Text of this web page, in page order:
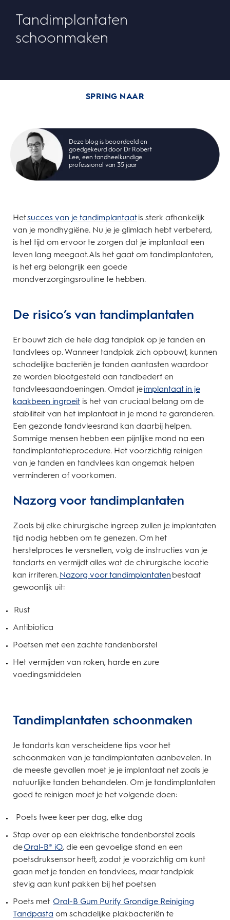
Tandimplantaten
schoonmaken
SPRING NAAR
Deze blog is beoordeeld en
goedgekeurd door Dr Robert
Lee, een tandheelkundige
professional van 35 jaar
Hetsucces van je tandimplantaatis sterk afhankelijk
van je mondhygiëne. Nu je je glimlach hebt verbeterd,
is het tijd om ervoor te zorgen dat je implantaat een
leven lang meegaat. Als het gaat om tandimplantaten,
is het erg belangrijk een goede
mondverzorgingsroutine te hebben.
De risico’s van tandimplantaten
Er bouwt zich de hele dag tandplak op je tanden en
tandvlees op. Wanneer tandplak zich opbouwt, kunnen
schadelijke bacteriën je tanden aantasten waardoor
ze worden blootgesteld aan tandbederf en
tandvleesaandoeningen. Omdat jeimplantaat in je
kaakbeen ingroeit is het van cruciaal belang om de
stabiliteit van het implantaat in je mond te garanderen.
Een gezonde tandvleesrand kan daarbij helpen.
Sommige mensen hebben een pijnlijke mond na een
tandimplantatieprocedure. Het voorzichtig reinigen
van je tanden en tandvlees kan ongemak helpen
verminderen of voorkomen.
Nazorg voor tandimplantaten
Zoals bij elke chirurgische ingreep zullen je implantaten
tijd nodig hebben om te genezen. Om het
herstelproces te versnellen, volg de instructies van je
tandarts en vermijdt alles wat de chirurgische locatie
kan irriteren.Nazorg voor tandimplantaten bestaat
gewoonlijk uit:
Rust
Antibiotica
Poetsen met een zachte tandenborstel
Het vermijden van roken, harde en zure
voedingsmiddelen
Tandimplantaten schoonmaken
Je tandarts kan verscheidene tips voor het
schoonmaken van je tandimplantaten aanbevelen. In
de meeste gevallen moet je je implantaat net zoals je
natuurlijke tanden behandelen. Om je tandimplantaten
goed te reinigen moet je het volgende doen:
Poets twee keer per dag, elke dag
Stap over op een elektrische tandenborstel zoals
deOral-B® iO, die een gevoelige stand en een
poetsdruksensor heeft, zodat je voorzichtig om kunt
gaan met je tanden en tandvlees, maar tandplak
stevig aan kunt pakken bij het poetsen
Poets met Oral-B Gum Purify Grondige Reiniging
Tandpasta om schadelijke plakbacteriën te